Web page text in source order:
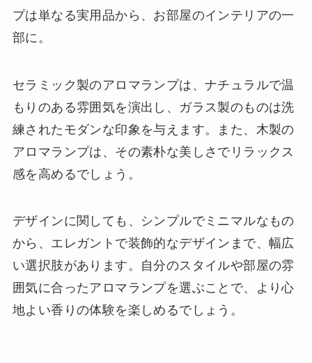
プは単なる実用品から、お部屋のインテリアの一
部に。
セラミック製のアロマランプは、ナチュラルで温
もりのある雰囲気を演出し、ガラス製のものは洗
練されたモダンな印象を与えます。また、木製の
アロマランプは、その素朴な美しさでリラックス
感を高めるでしょう。
デザインに関しても、シンプルでミニマルなもの
から、エレガントで装飾的なデザインまで、幅広
い選択肢があります。自分のスタイルや部屋の雰
囲気に合ったアロマランプを選ぶことで、より心
地よい香りの体験を楽しめるでしょう。